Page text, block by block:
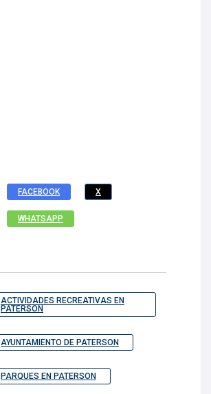
FACEBOOK X
WHATSAPP
ACTIVIDADES RECREATIVAS EN
PATERSON
AYUNTAMIENTO DE PATERSON
PARQUES EN PATERSON